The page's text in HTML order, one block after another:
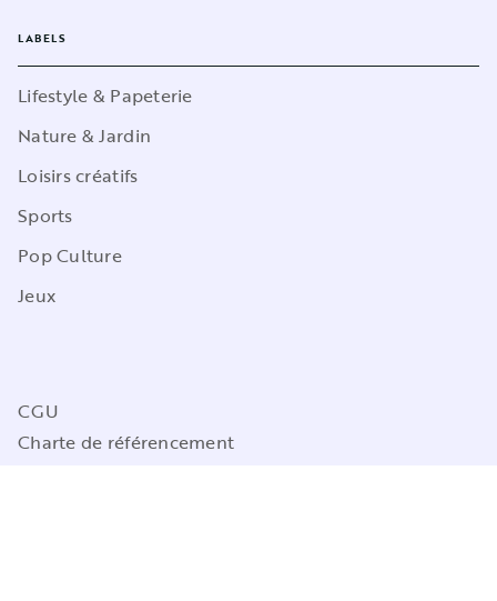
LABELS
Lifestyle & Papeterie
Nature & Jardin
Loisirs créatifs
Sports
Pop Culture
Jeux
CGU
Charte de référencement